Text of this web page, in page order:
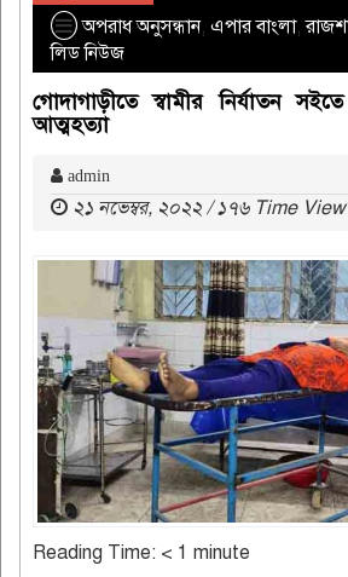
অপরাধ অনুসন্ধান, এপার বাংলা,
লিড নিউজ
গোদাগাড়ীতে স্বামীর নির্যাতন
আত্মহত্যা
admin
২১ নভেম্বর, ২০২২ / ১৭৬ Time View
Reading Time: < 1 minute